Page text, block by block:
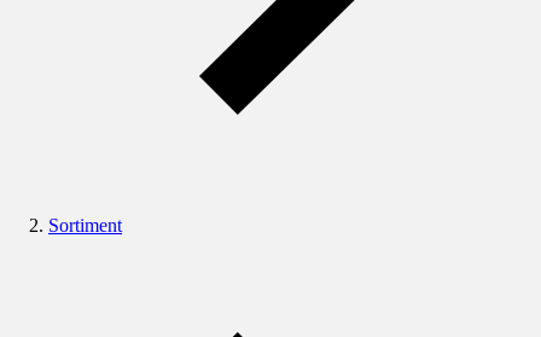
Sortiment